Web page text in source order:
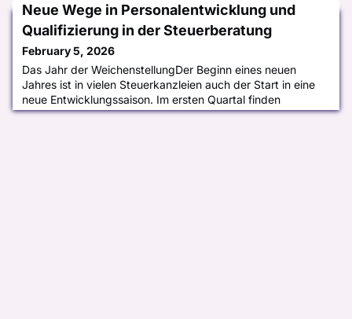
sind, desto dringender sind jetzt gute Vorsätze, die auch
wirklich in Angriff genommen werden. Sonst riskieren Sie
es, auf Dauer nicht mehr wettbewerbsfähig zu sein und
dadur
Neue Wege in Personalentwicklung und
Qualifizierung in der Steuerberatung
February 5, 2026
Das Jahr der WeichenstellungDer Beginn eines neuen
Jahres ist in vielen Steuerkanzleien auch der Start in eine
neue Entwicklungssaison. Im ersten Quartal finden
traditionell die jährlichen Mitarbeitergespräche statt – ein